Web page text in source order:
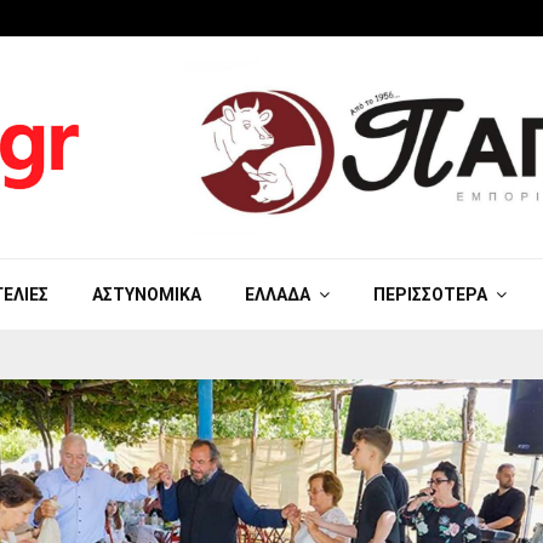
ΑΣΤΥΝΟΜΙΚΆ ΕΛΛΆΔΑ ΠΕΡΙΣΣΌΤΕΡΑ